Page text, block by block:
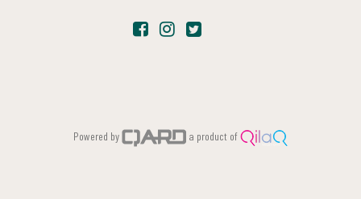
Powered by a product of